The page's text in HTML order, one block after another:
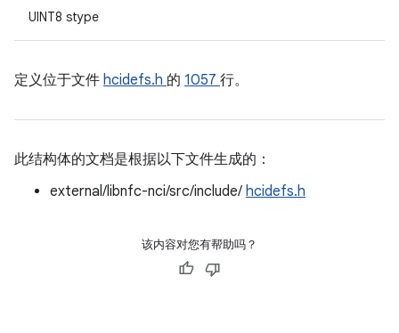
UINT8 stype
定义位于文件 hcidefs.h 的 1057 行。
此结构体的文档是根据以下文件生成的：
external/libnfc-nci/src/include/ hcidefs.h
该内容对您有帮助吗？